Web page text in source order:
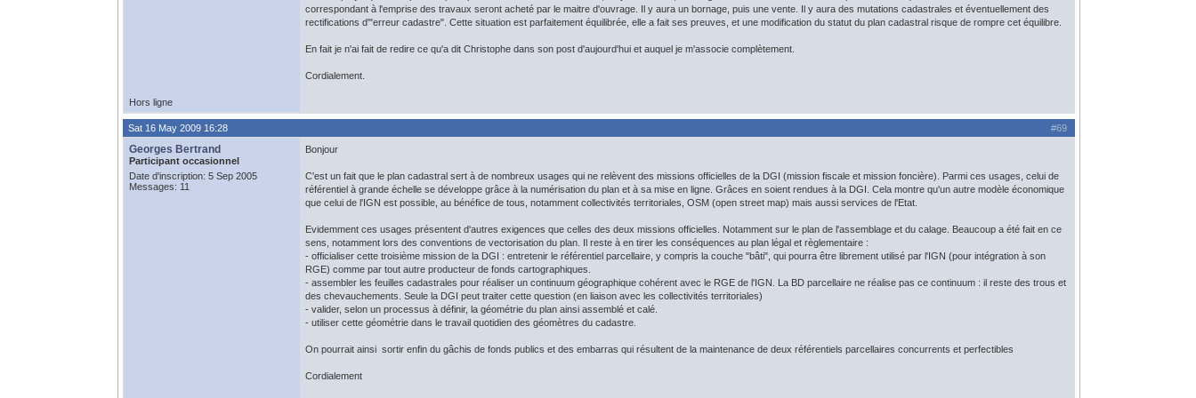
correspondant à l'emprise des travaux seront acheté par le maitre d'ouvrage. Il y aura un bornage, puis une vente. Il y aura des mutations cadastrales et éventuellement des
rectifications d'"erreur cadastre". Cette situation est parfaitement équilibrée, elle a fait ses preuves, et une modification du statut du plan cadastral risque de rompre cet équilibre.
En fait je n'ai fait de redire ce qu'a dit Christophe dans son post d'aujourd'hui et auquel je m'associe complètement.
Cordialement.
Hors ligne
#69
Sat 16 May 2009 16:28
Georges Bertrand
Participant occasionnel
Date d'inscription: 5 Sep 2005
Messages: 11
Bonjour
C'est un fait que le plan cadastral sert à de nombreux usages qui ne relèvent des missions officielles de la DGI (mission fiscale et mission foncière). Parmi ces usages, celui de
référentiel à grande échelle se développe grâce à la numérisation du plan et à sa mise en ligne. Grâces en soient rendues à la DGI. Cela montre qu'un autre modèle économique
que celui de l'IGN est possible, au bénéfice de tous, notamment collectivités territoriales, OSM (open street map) mais aussi services de l'Etat.
Evidemment ces usages présentent d'autres exigences que celles des deux missions officielles. Notamment sur le plan de l'assemblage et du calage. Beaucoup a été fait en ce
sens, notamment lors des conventions de vectorisation du plan. Il reste à en tirer les conséquences au plan légal et règlementaire :
- officialiser cette troisième mission de la DGI : entretenir le référentiel parcellaire, y compris la couche "bâti", qui pourra être librement utilisé par l'IGN (pour intégration à son
RGE) comme par tout autre producteur de fonds cartographiques.
- assembler les feuilles cadastrales pour réaliser un continuum géographique cohérent avec le RGE de l'IGN. La BD parcellaire ne réalise pas ce continuum : il reste des trous et
des chevauchements. Seule la DGI peut traiter cette question (en liaison avec les collectivités territoriales)
- valider, selon un processus à définir, la géométrie du plan ainsi assemblé et calé.
- utiliser cette géométrie dans le travail quotidien des géomètres du cadastre.
On pourrait ainsi sortir enfin du gâchis de fonds publics et des embarras qui résultent de la maintenance de deux référentiels parcellaires concurrents et perfectibles
Cordialement